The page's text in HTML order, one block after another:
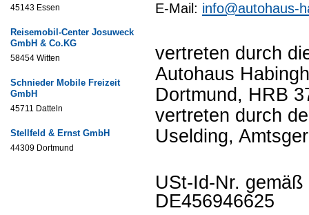
45143 Essen
Reisemobil-Center Josuweck
GmbH & Co.KG
58454 Witten
Schnieder Mobile Freizeit
GmbH
45711 Datteln
Stellfeld & Ernst GmbH
44309 Dortmund
E-Mail: info@autohaus-
vertreten durch
Autohaus
Dortmund, HRB
vertreten durch
Uselding,
USt-Id-Nr.
DE456946625